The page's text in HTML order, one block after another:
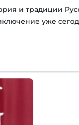
и традиции
уже